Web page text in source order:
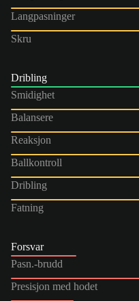
Langpasninger
Skru
Dribling
Smidighet
Balansere
Reaksjon
Ballkontroll
Dribling
Fatning
Forsvar
Pasn.-brudd
Presisjon med hodet